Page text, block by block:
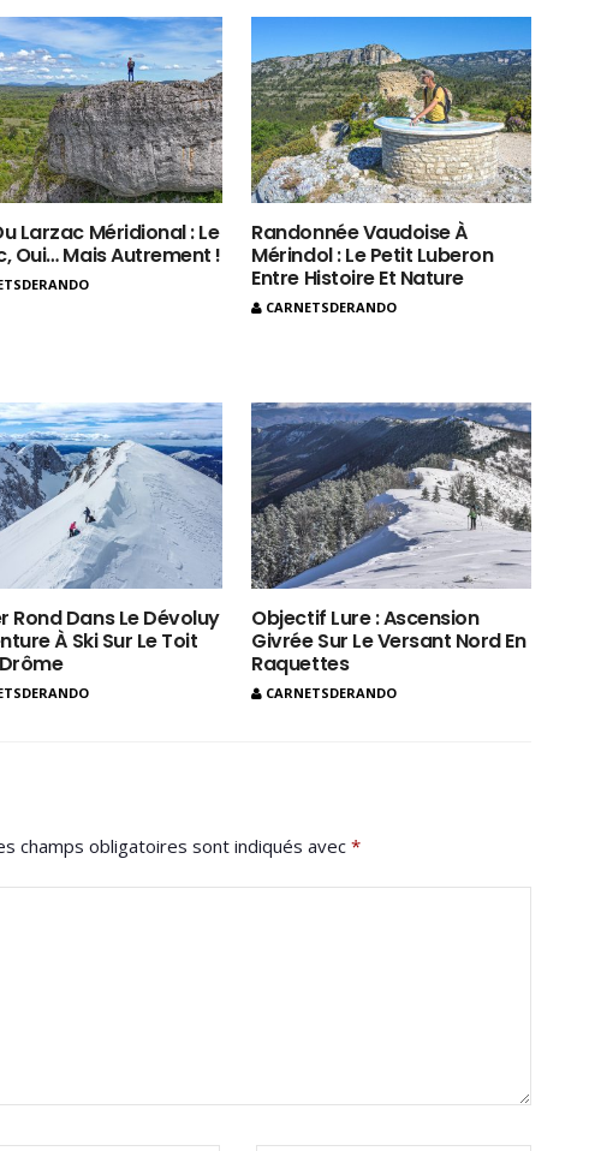
Larzac Méridional : Le
Oui… Mais Autrement !
Randonnée Vaudoise À
Mérindol : Le Petit Luberon
Entre Histoire Et Nature
CARNETSDERANDO
Rond Dans Le Dévoluy
À Ski Sur Le Toit
Objectif Lure : Ascension
Givrée Sur Le Versant Nord En
Raquettes
CARNETSDERANDO
champs obligatoires sont indiqués avec *